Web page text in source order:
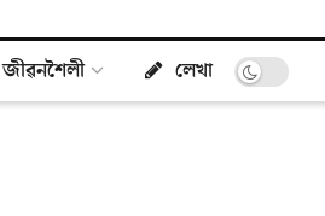
জীৱনশৈলী লেখা